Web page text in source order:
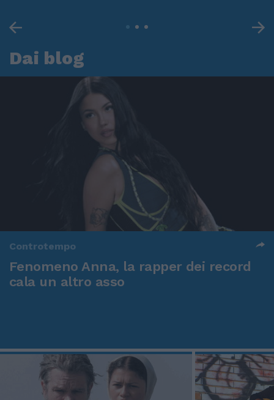
Dai blog
Controtempo
Fenomeno Anna, la rapper dei record
cala un altro asso